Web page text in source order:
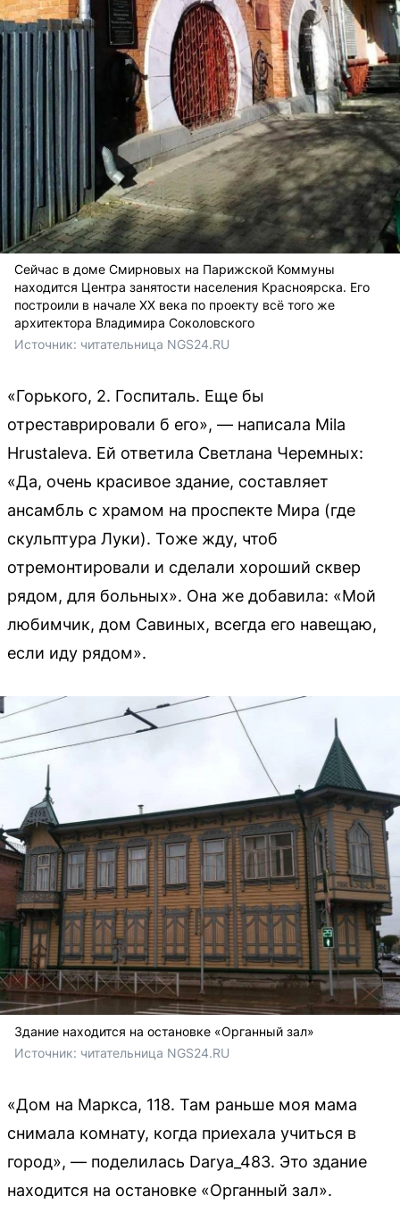
Сейчас в доме Смирновых на Парижской Коммуны
находится Центра занятости населения Красноярска. Его
построили в начале XX века по проекту всё того же
архитектора Владимира Соколовского
Источник: читательница NGS24.RU
«Горького, 2. Госпиталь. Еще бы
отреставрировали б его», — написала Mila
Hrustaleva. Ей ответила Светлана Черемных:
«Да, очень красивое здание, составляет
ансамбль с храмом на проспекте Мира (где
скульптура Луки). Тоже жду, чтоб
отремонтировали и сделали хороший сквер
рядом, для больных». Она же добавила: «Мой
любимчик, дом Савиных, всегда его навещаю,
если иду рядом».
Здание находится на остановке «Органный зал»
Источник: читательница NGS24.RU
«Дом на Маркса, 118. Там раньше моя мама
снимала комнату, когда приехала учиться в
город», — поделилась Darya_483. Это здание
находится на остановке «Органный зал».